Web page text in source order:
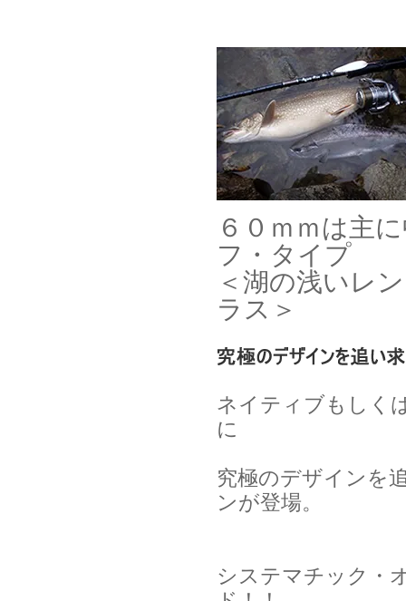
６０ｍｍは主
フ・タイプ
＜湖の浅いレ
ラス＞
ネイティブもしく
に
究極のデザインを
ンが登場。
システマチック・